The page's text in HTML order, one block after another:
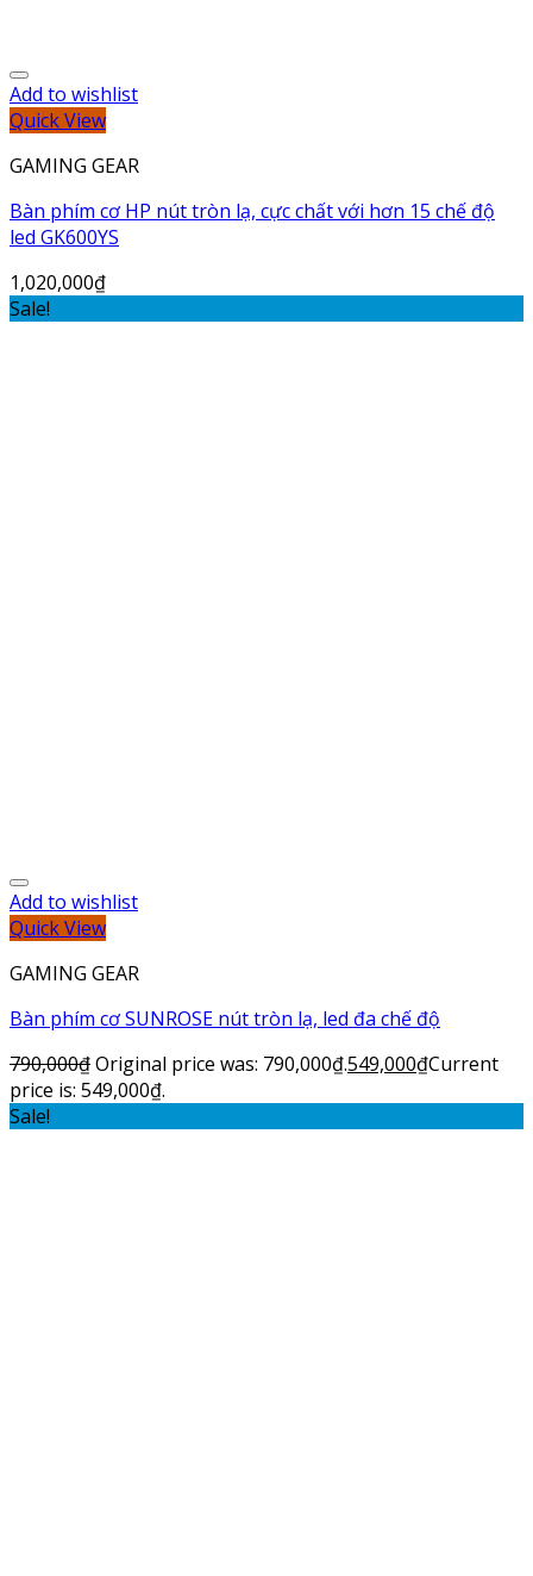
Add to wishlist
Quick View
GAMING GEAR
Bàn phím cơ HP nút tròn lạ, cực chất với hơn 15 chế độ
led GK600YS
1,020,000₫
Sale!
Add to wishlist
Quick View
GAMING GEAR
Bàn phím cơ SUNROSE nút tròn lạ, led đa chế độ
790,000₫Original price was: 790,000₫.549,000₫Current
price is: 549,000₫.
Sale!